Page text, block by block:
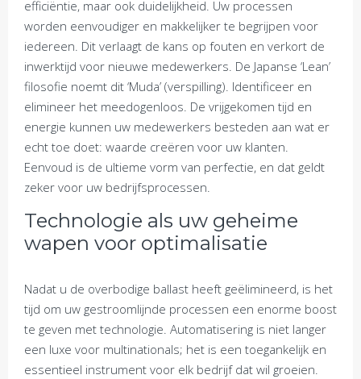
efficiëntie, maar ook duidelijkheid. Uw processen
worden eenvoudiger en makkelijker te begrijpen voor
iedereen. Dit verlaagt de kans op fouten en verkort de
inwerktijd voor nieuwe medewerkers. De Japanse ‘Lean’
filosofie noemt dit ‘Muda’ (verspilling). Identificeer en
elimineer het meedogenloos. De vrijgekomen tijd en
energie kunnen uw medewerkers besteden aan wat er
echt toe doet: waarde creëren voor uw klanten.
Eenvoud is de ultieme vorm van perfectie, en dat geldt
zeker voor uw bedrijfsprocessen.
Technologie als uw geheime
wapen voor optimalisatie
Nadat u de overbodige ballast heeft geëlimineerd, is het
tijd om uw gestroomlijnde processen een enorme boost
te geven met technologie. Automatisering is niet langer
een luxe voor multinationals; het is een toegankelijk en
essentieel instrument voor elk bedrijf dat wil groeien.